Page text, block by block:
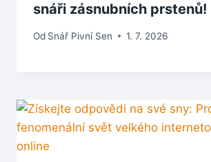
snáři zásnubních prstenů!
Od Snář Pivní Sen 1. 7. 2026